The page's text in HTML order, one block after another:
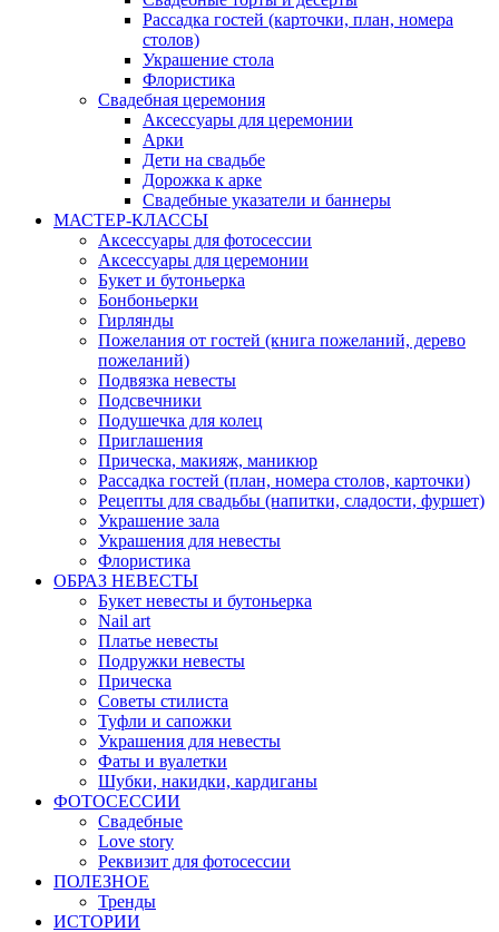
Рассадка гостей (карточки, план, номера
столов)
Украшение стола
Флористика
Свадебная церемония
Аксессуары для церемонии
Арки
Дети на свадьбе
Дорожка к арке
Свадебные указатели и баннеры
МАСТЕР-КЛАССЫ
Аксессуары для фотосессии
Аксессуары для церемонии
Букет и бутоньерка
Бонбоньерки
Гирлянды
Пожелания от гостей (книга пожеланий, дерево
пожеланий)
Подвязка невесты
Подсвечники
Подушечка для колец
Приглашения
Прическа, макияж, маникюр
Рассадка гостей (план, номера столов, карточки)
Рецепты для свадьбы (напитки, сладости, фуршет)
Украшение зала
Украшения для невесты
Флористика
ОБРАЗ НЕВЕСТЫ
Букет невесты и бутоньерка
Nail art
Платье невесты
Подружки невесты
Прическа
Советы стилиста
Туфли и сапожки
Украшения для невесты
Фаты и вуалетки
Шубки, накидки, кардиганы
ФОТОСЕССИИ
Свадебные
Love story
Реквизит для фотосессии
ПОЛЕЗНОЕ
Тренды
ИСТОРИИ